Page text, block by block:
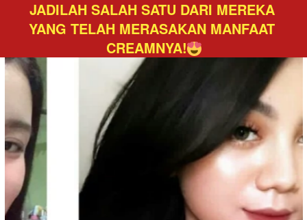
JADILAH SALAH SATU DARI MEREKA
YANG TELAH MERASAKAN MANFAAT
CREAMNYA!